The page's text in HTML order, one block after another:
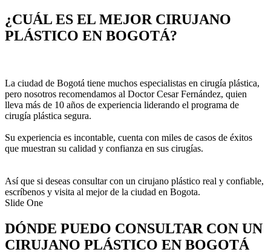
¿CUÁL ES EL MEJOR CIRUJANO
PLÁSTICO EN BOGOTÁ?
La ciudad de Bogotá tiene muchos especialistas en cirugía plástica,
pero nosotros recomendamos al Doctor Cesar Fernández, quien
lleva más de 10 años de experiencia liderando el programa de
cirugía plástica segura.
Su experiencia es incontable, cuenta con miles de casos de éxitos
que muestran su calidad y confianza en sus cirugías.
Así que si deseas consultar con un cirujano plástico real y confiable,
escríbenos y visita al mejor de la ciudad en Bogota.
Slide One
DÓNDE PUEDO CONSULTAR CON UN
CIRUJANO PLÁSTICO EN BOGOTÁ